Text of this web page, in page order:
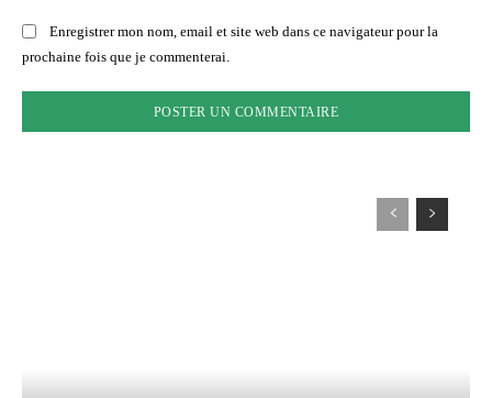
Enregistrer mon nom, email et site web dans ce navigateur pour la
prochaine fois que je commenterai.